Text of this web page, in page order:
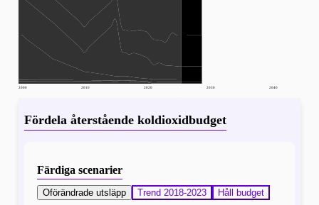
2000 2010 2020 2030 2040
Fördela återstående koldioxidbudget
Färdiga scenarier
Oförändrade utsläpp Trend 2018-2023 Håll budget